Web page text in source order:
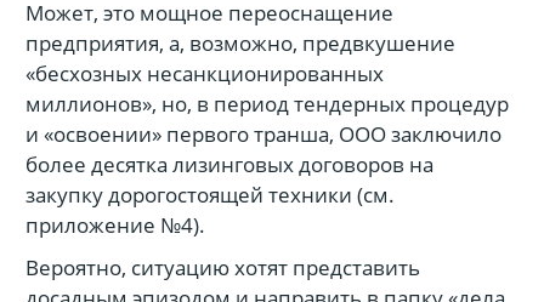
Может, это мощное переоснащение
предприятия, а, возможно, предвкушение
«бесхозных несанкционированных
миллионов», но, в период тендерных процедур
и «освоении» первого транша, ООО заключило
более десятка лизинговых договоров на
закупку дорогостоящей техники (см.
приложение №4).
Вероятно, ситуацию хотят представить